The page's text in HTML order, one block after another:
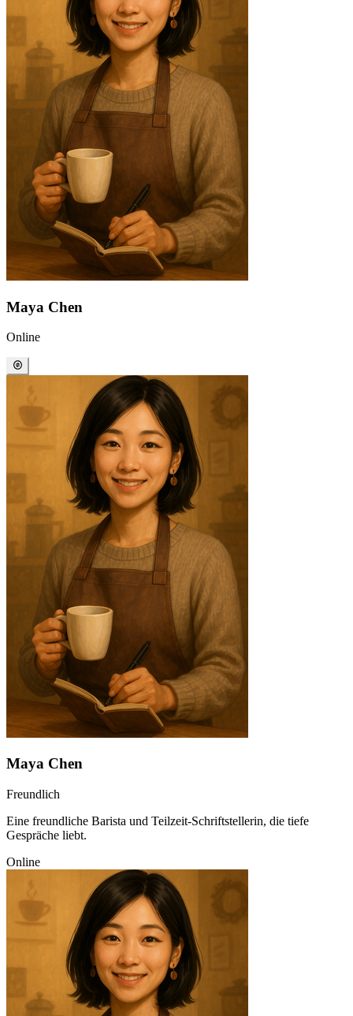
Maya Chen
Online
Maya Chen
Freundlich
Eine freundliche Barista und Teilzeit-Schriftstellerin, die tiefe
Gespräche liebt.
Online